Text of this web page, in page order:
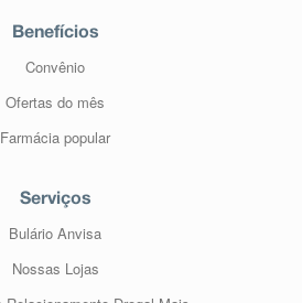
Benefícios
Convênio
Ofertas do mês
Farmácia popular
Serviços
Bulário Anvisa
Nossas Lojas